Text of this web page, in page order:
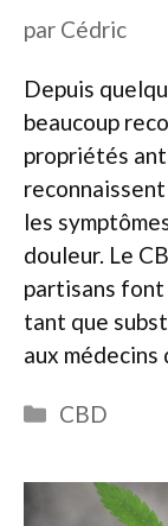
par Cédric
Depuis
beaucoup
propriétés
les
douleur. Le
partisans font
tant que
aux
Catégories
CBD